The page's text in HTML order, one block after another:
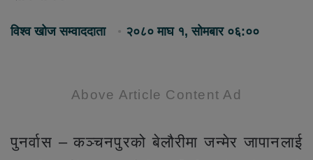
विश्व खोज सम्वाददाता २०८० माघ १, सोमबार ०६:००
Above Article Content Ad
पुनर्वास – कञ्चनपुरको बेलौरीमा जन्मेर जापानलाई